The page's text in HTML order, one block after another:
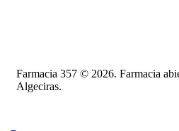
Farmacia 357 © 2026. Farmacia
Algeciras.